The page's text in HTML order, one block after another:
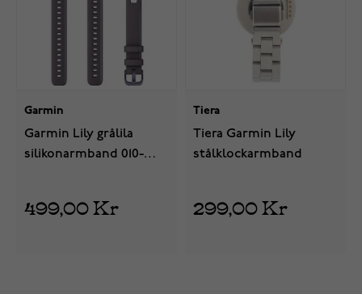
Garmin
Garmin Lily grålila
silikonarmband 010-
499,00 Kr
Tiera
Tiera Garmin Lily
stålklockarmband
299,00 Kr